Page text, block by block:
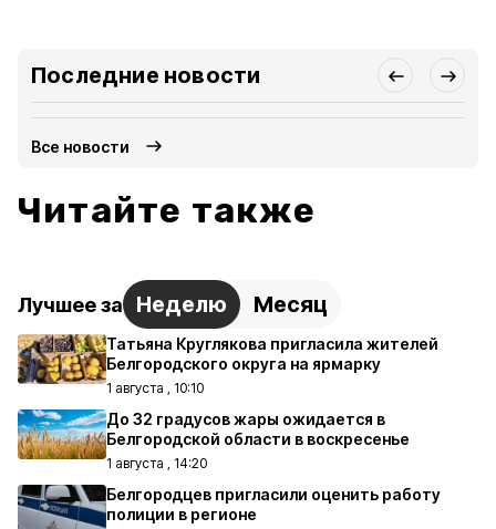
Последние новости
Все новости
Читайте также
Лучшее за Неделю Месяц
Татьяна Круглякова пригласила жителей
Белгородского округа на ярмарку
1 августа , 10:10
До 32 градусов жары ожидается в
Белгородской области в воскресенье
1 августа , 14:20
Белгородцев пригласили оценить работу
полиции в регионе